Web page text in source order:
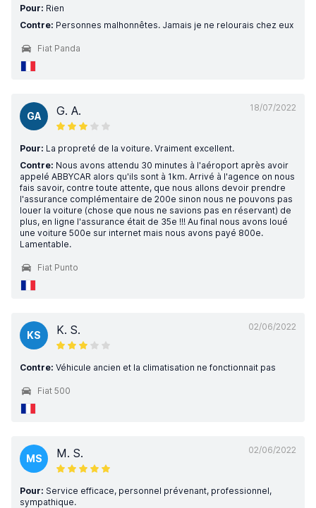
Pour: Rien
Contre: Personnes malhonnêtes. Jamais je ne relourais chez eux
Fiat Panda
18/07/2022
GA G. A.
Pour: La propreté de la voiture. Vraiment excellent.
Contre: Nous avons attendu 30 minutes à l'aéroport après avoir
appelé ABBYCAR alors qu'ils sont à 1km. Arrivé à l'agence on nous
fais savoir, contre toute attente, que nous allons devoir prendre
l'assurance complémentaire de 200e sinon nous ne pouvons pas
louer la voiture (chose que nous ne savions pas en réservant) de
plus, en ligne l'assurance était de 35e !!! Au final nous avons loué
une voiture 500e sur internet mais nous avons payé 800e.
Lamentable.
Fiat Punto
02/06/2022
KS K. S.
Contre: Véhicule ancien et la climatisation ne fonctionnait pas
Fiat 500
02/06/2022
MS M. S.
Pour: Service efficace, personnel prévenant, professionnel,
sympathique.